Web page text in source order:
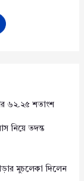
৬২.২৫ শতাংশ
নিয়ে তদন্ত
মুচলেকা দিলেন